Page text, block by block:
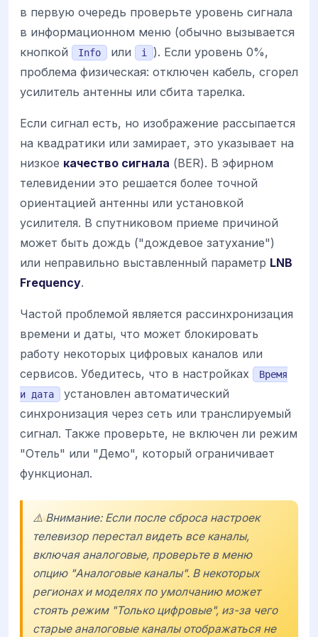
в первую очередь проверьте уровень сигнала
в информационном меню (обычно вызывается
кнопкой
Info или i
). Если уровень 0%,
проблема физическая: отключен кабель, сгорел
усилитель антенны или сбита тарелка.
Если сигнал есть, но изображение рассыпается
на квадратики или замирает, это указывает на
низкое качество сигнала (BER). В эфирном
телевидении это решается более точной
ориентацией антенны или установкой
усилителя. В спутниковом приеме причиной
может быть дождь ("дождевое затухание")
или неправильно выставленный параметр LNB
Frequency.
Частой проблемой является рассинхронизация
времени и даты, что может блокировать
работу некоторых цифровых каналов или
сервисов. Убедитесь, что в настройках
Время
и дата
установлен автоматический
синхронизация через сеть или транслируемый
сигнал. Также проверьте, не включен ли режим
"Отель" или "Демо", который ограничивает
функционал.
⚠️ Внимание: Если после сброса настроек
телевизор перестал видеть все каналы,
включая аналоговые, проверьте в меню
опцию "Аналоговые каналы". В некоторых
регионах и моделях по умолчанию может
стоять режим "Только цифровые", из-за чего
старые аналоговые каналы отображаться не